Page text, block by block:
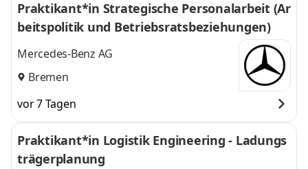
Praktikant*in Strategische Personalarbeit (Ar
beitspolitik und Betriebsratsbeziehungen)
Mercedes-Benz AG
Bremen
vor 7 Tagen
Praktikant*in Logistik Engineering - Ladungs
trägerplanung